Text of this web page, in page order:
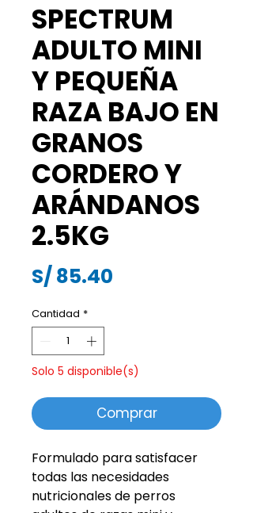
SPECTRUM
ADULTO MINI
Y PEQUEÑA
RAZA BAJO EN
GRANOS
CORDERO Y
ARÁNDANOS
2.5KG
S/ 85.40
Cantidad *
Solo 5 disponible(s)
Comprar
Formulado para satisfacer
todas las necesidades
nutricionales de perros